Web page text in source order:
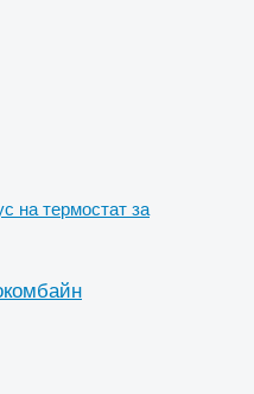
на термостат за